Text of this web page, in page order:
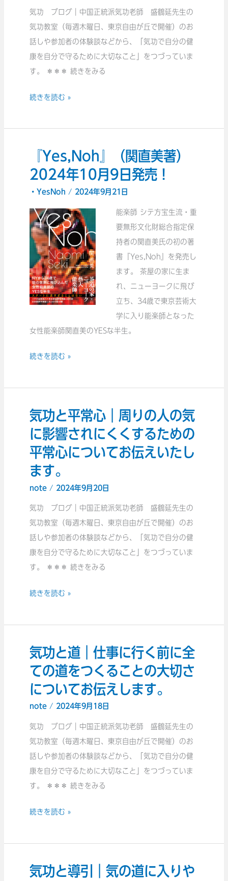
し
ま
す。
つ
い
て
お
伝
し
気功 ブログ｜中国正統派気功老師 盛鶴延先生の
気功教室（毎週木曜日、東京自由が丘で開催）のお
話しや参加者の体験談などから、「気功で自分の健
康を自分で守るために大切なこと」をつづっていま
す。 ＊＊＊ 続きをみる
盛
鶴
延
先
生
教
て
っ
の
大
切
さ
に
つ
い
お
す。
続きを読む »
『Yes,Noh』（関直美著）
2024年10月9日発売！
・YesNoh / 2024年9月21日
能楽師 シテ方宝生流・重
要無形文化財総合指定保
持者の関直美氏の初の著
書『Yes,Noh』を発売し
ます。 茶屋の家に生ま
れ、ニューヨークに飛び
立ち、34歳で東京芸術大
学に入り能楽師となった
女性能楽師関直美のYESな半生。
『Yes,Noh』
（関
著）
2024
年
月
9
日
売！
続きを読む »
気功と平常心｜周りの人の気
に影響されにくくするための
平常心についてお伝えいたし
ます。
note/ 2024年9月20日
気功 ブログ｜中国正統派気功老師 盛鶴延先生の
気功教室（毎週木曜日、東京自由が丘で開催）のお
話しや参加者の体験談などから、「気功で自分の健
康を自分で守るために大切なこと」をつづっていま
す。 ＊＊＊ 続きをみる
気
功
平
常
心
気
さ
れ
く
く
す
る
た
め
の
常
に
い
続きを読む »
気功と道｜仕事に行く前に全
ての道をつくることの大切さ
についてお伝えします。
note/ 2024年9月18日
気功 ブログ｜中国正統派気功老師 盛鶴延先生の
気功教室（毎週木曜日、東京自由が丘で開催）のお
話しや参加者の体験談などから、「気功で自分の健
康を自分で守るために大切なこと」をつづっていま
す。 ＊＊＊ 続きをみる
気
功
道
｜
仕
事
に
行
く
に
て
道
続きを読む »
気功と導引｜気の道に入りや
気